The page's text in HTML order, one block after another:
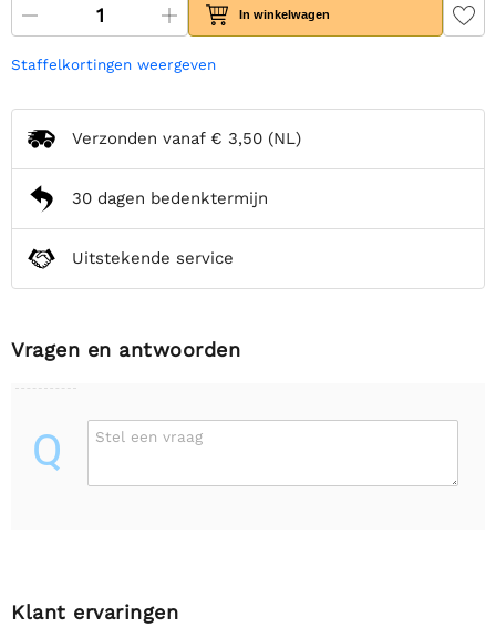
In winkelwagen
Staffelkortingen weergeven
Verzonden vanaf € 3,50 (NL)
30 dagen bedenktermijn
Uitstekende service
Vragen en antwoorden
Q Stel een vraag
Klant ervaringen